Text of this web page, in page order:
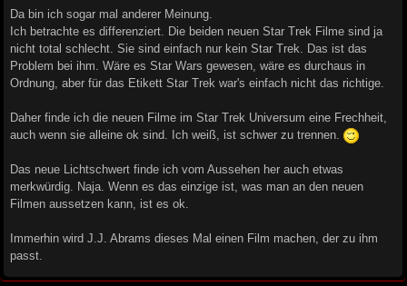
Da bin ich sogar mal anderer Meinung.
Ich betrachte es differenziert. Die beiden neuen Star Trek Filme sind ja
nicht total schlecht. Sie sind einfach nur kein Star Trek. Das ist das
Problem bei ihm. Wäre es Star Wars gewesen, wäre es durchaus in
Ordnung, aber für das Etikett Star Trek war's einfach nicht das richtige.
Daher finde ich die neuen Filme im Star Trek Universum eine Frechheit,
auch wenn sie alleine ok sind. Ich weiß, ist schwer zu trennen.
Das neue Lichtschwert finde ich vom Aussehen her auch etwas
merkwürdig. Naja. Wenn es das einzige ist, was man an den neuen
Filmen aussetzen kann, ist es ok.
Immerhin wird J.J. Abrams dieses Mal einen Film machen, der zu ihm
passt.